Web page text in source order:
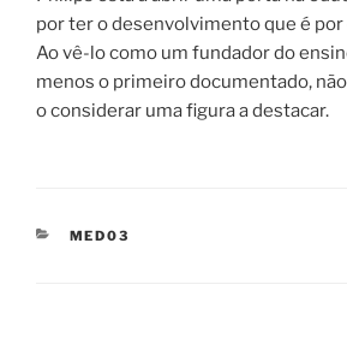
por ter o desenvolvimento que é
Ao vê-lo como um fundador do
menos o primeiro documentado,
o considerar uma figura a destacar.
CATEGORIAS
MED03